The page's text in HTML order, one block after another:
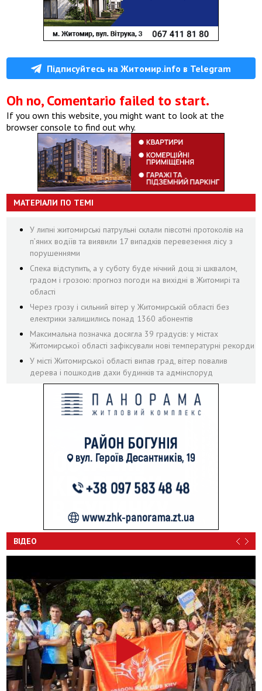
Підписуйтесь на Житомир.info в Telegram
Oh no, Comentario failed to start.
If you own this website, you might want to look at the
browser console to find out why.
МАТЕРІАЛИ ПО ТЕМІ
У липні житомирські патрульні склали півсотні протоколів на
пʼяних водіїв та виявили 17 випадків перевезення лісу з
порушеннями
Спека відступить, а у суботу буде нічний дощ зі шквалом,
градом і грозою: прогноз погоди на вихідні в Житомирі та
області
Через грозу і сильний вітер у Житомирській області без
електрики залишились понад 1360 абонентів
Максимальна позначка досягла 39 градусів: у містах
Житомирської області зафіксували нові температурні рекорди
У місті Житомирської області випав град, вітер повалив
дерева і пошкодив дахи будинків та адмінспоруд
ВІДЕО